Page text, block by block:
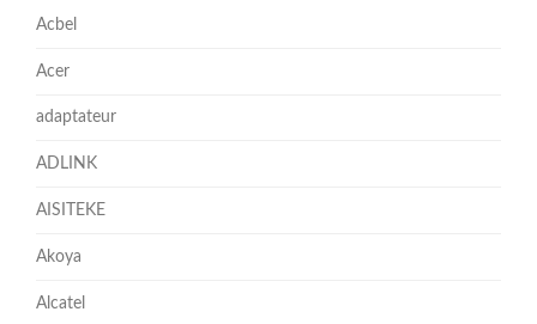
Acbel
Acer
adaptateur
ADLINK
AISITEKE
Akoya
Alcatel